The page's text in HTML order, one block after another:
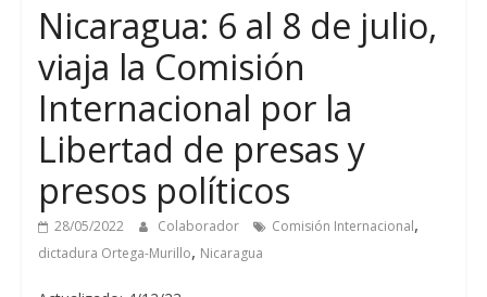
Nicaragua: 6 al 8 de julio,
viaja la Comisión
Internacional por la
Libertad de presas y
presos políticos
28/05/2022 Colaborador Comisión Internacional,
dictadura Ortega-Murillo, Nicaragua